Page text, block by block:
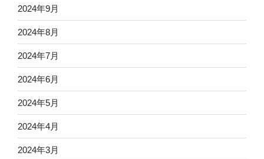
2024年9月
2024年8月
2024年7月
2024年6月
2024年5月
2024年4月
2024年3月